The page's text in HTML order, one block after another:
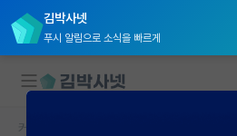
김박사넷
푸시 알림으로 소식을 빠르게
커뮤니티 홈